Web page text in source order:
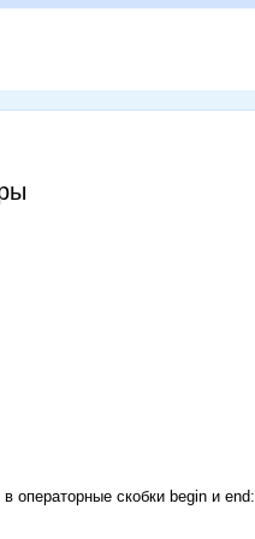
операторные скобки begin и end: